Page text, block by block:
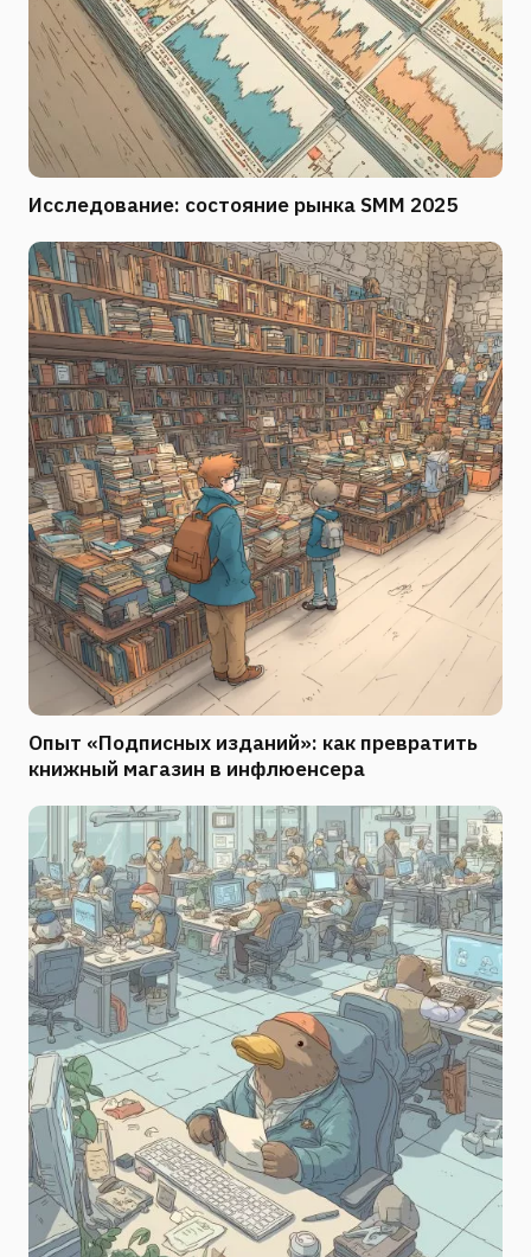
Исследование: состояние рынка SMM 2025
Опыт «Подписных изданий»: как превратить
книжный магазин в инфлюенсера